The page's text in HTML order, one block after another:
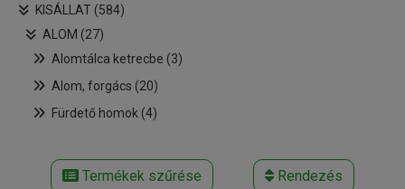
KISÁLLAT (584)
ALOM (27)
Alomtálca ketrecbe (3)
Alom, forgács (20)
Fürdető homok (4)
Termékek szűrése Rendezés